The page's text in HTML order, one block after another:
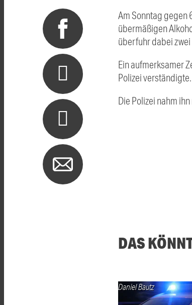
Am Sonntag gegen
übermäßigen
überfuhr dabei
Ein aufmerksamer
Polizei
Die Polizei nahm
DAS
Daniel Bautz